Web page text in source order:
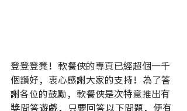
登登登凳！軟餐俠的專頁已經超個一千
個讚好，衷心感謝大家的支持！為了答
謝各位的鼓勵，軟餐俠是次特意推出有
獎問答遊戲，只要回答以下問題，便有